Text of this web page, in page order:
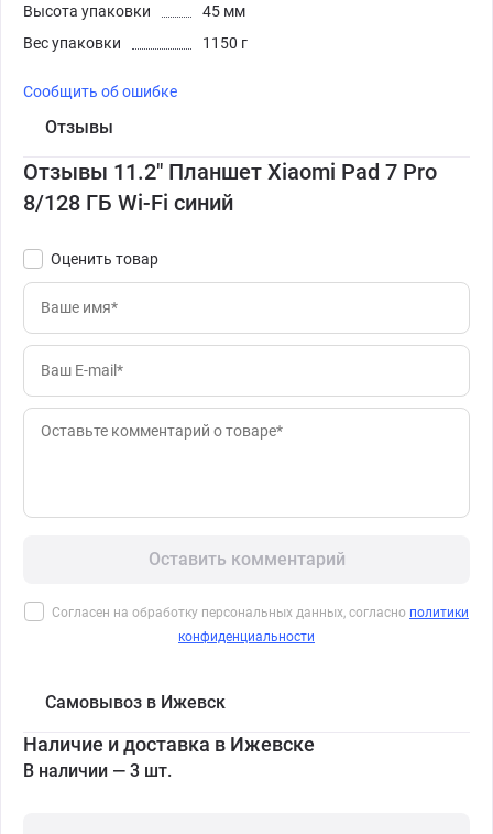
Высота упаковки
45 мм
Вес упаковки
1150 г
Сообщить об ошибке
Отзывы
Отзывы 11.2" Планшет Xiaomi Pad 7 Pro
8/128 ГБ Wi-Fi синий
Оценить товар
Оставить комментарий
Согласен на обработку персональных данных, согласно политики
конфиденциальности
Самовывоз в Ижевск
Наличие и доставка в Ижевске
В наличии — 3 шт.